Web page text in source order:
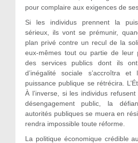
pour complaire aux exigences de
Si les individus prennent la
sérieux, ils vont se prémunir,
plan privé contre un recul de la
eux-mêmes tout ou partie de leur
des services publics dont ils
d’inégalité sociale s’accroîtra
puissance publique se rétrécira.
À l’inverse, si les individus
désengagement public, la
autorités publiques se muera en
rendra impossible toute réforme.
La politique économique crédible